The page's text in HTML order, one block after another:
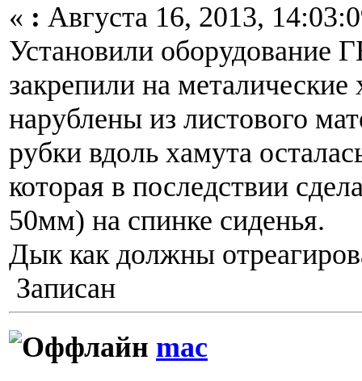
« : Августа 16, 2013,
Установили оборудование
закрепили на
нарублены из листового
рубки вдоль хамута
которая в последствии
50мм) на спинке сиденья.
Дык как должны
Записан
mac